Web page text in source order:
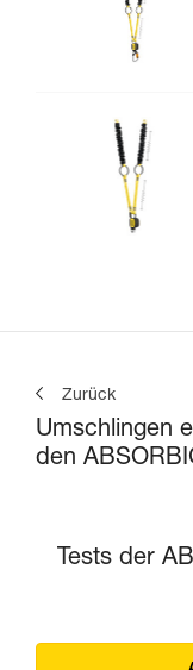
Zurück
Umschlingen
den
Tests der